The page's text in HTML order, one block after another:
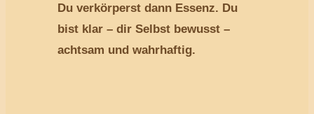
Du verkörperst dann Essenz. Du
bist klar – dir Selbst bewusst –
achtsam und wahrhaftig.